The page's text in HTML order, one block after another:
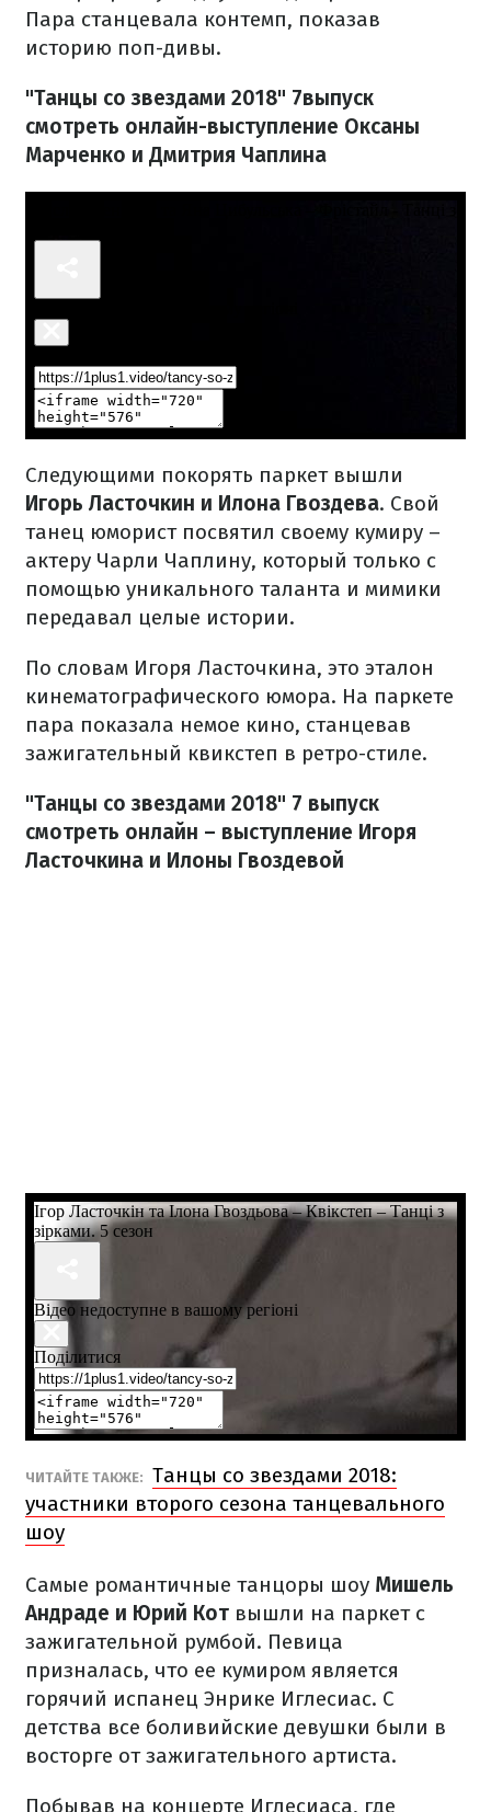
Пара станцевала контемп, показав
историю поп-дивы.
"Танцы со звездами 2018" 7выпуск
смотреть онлайн-выступление Оксаны
Марченко и Дмитрия Чаплина
Следующими покорять паркет вышли
Игорь Ласточкин и Илона Гвоздева. Свой
танец юморист посвятил своему кумиру –
актеру Чарли Чаплину, который только с
помощью уникального таланта и мимики
передавал целые истории.
По словам Игоря Ласточкина, это эталон
кинематографического юмора. На паркете
пара показала немое кино, станцевав
зажигательный квикстеп в ретро-стиле.
"Танцы со звездами 2018" 7 выпуск
смотреть онлайн – выступление Игоря
Ласточкина и Илоны Гвоздевой
ЧИТАЙТЕ ТАКЖЕ: Танцы со звездами 2018:
участники второго сезона танцевального
шоу
Самые романтичные танцоры шоу Мишель
Андраде и Юрий Кот вышли на паркет с
зажигательной румбой. Певица
призналась, что ее кумиром является
горячий испанец Энрике Иглесиас. С
детства все боливийские девушки были в
восторге от зажигательного артиста.
Побывав на концерте Иглесиаса, где